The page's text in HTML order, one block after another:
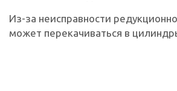
Из-за неисправности
может перекачиваться в